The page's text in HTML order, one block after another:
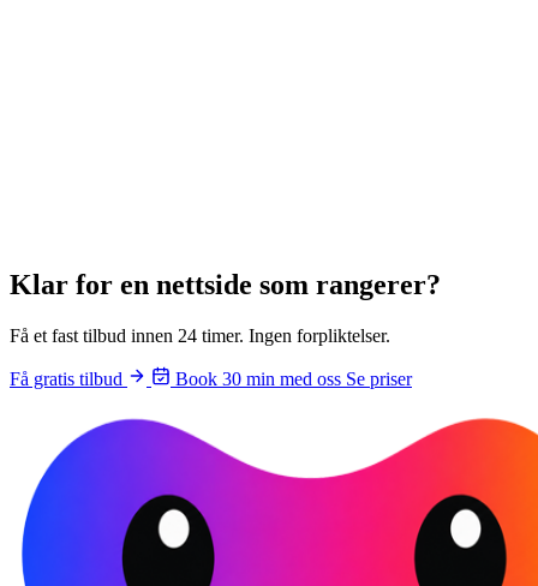
Klar for en nettside som rangerer?
Få et fast tilbud innen 24 timer. Ingen forpliktelser.
Få gratis tilbud Book 30 min med oss Se priser